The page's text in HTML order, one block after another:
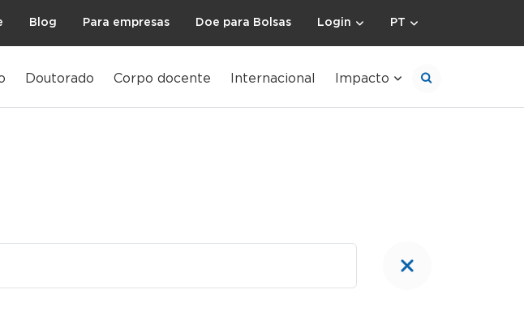
Blog Para empresas Doe para Bolsas Login PT
Doutorado Corpo docente Internacional Impacto